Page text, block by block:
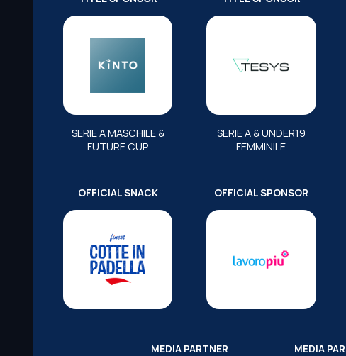
SERIE A MASCHILE &
FUTURE CUP
SERIE A & UNDER19
FEMMINILE
OFFICIAL SNACK OFFICIAL SPONSOR
MEDIA PARTNER MEDIA